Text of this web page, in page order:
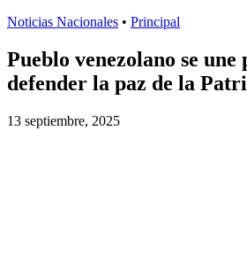
Noticias Nacionales • Principal
Pueblo venezolano se
defender la paz de la
13 septiembre, 2025